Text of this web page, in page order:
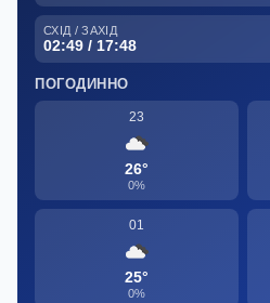
СХІД / ЗАХІД
02:49 / 17:48
ПОГОДИННО
23
26°
0%
01
25°
0%